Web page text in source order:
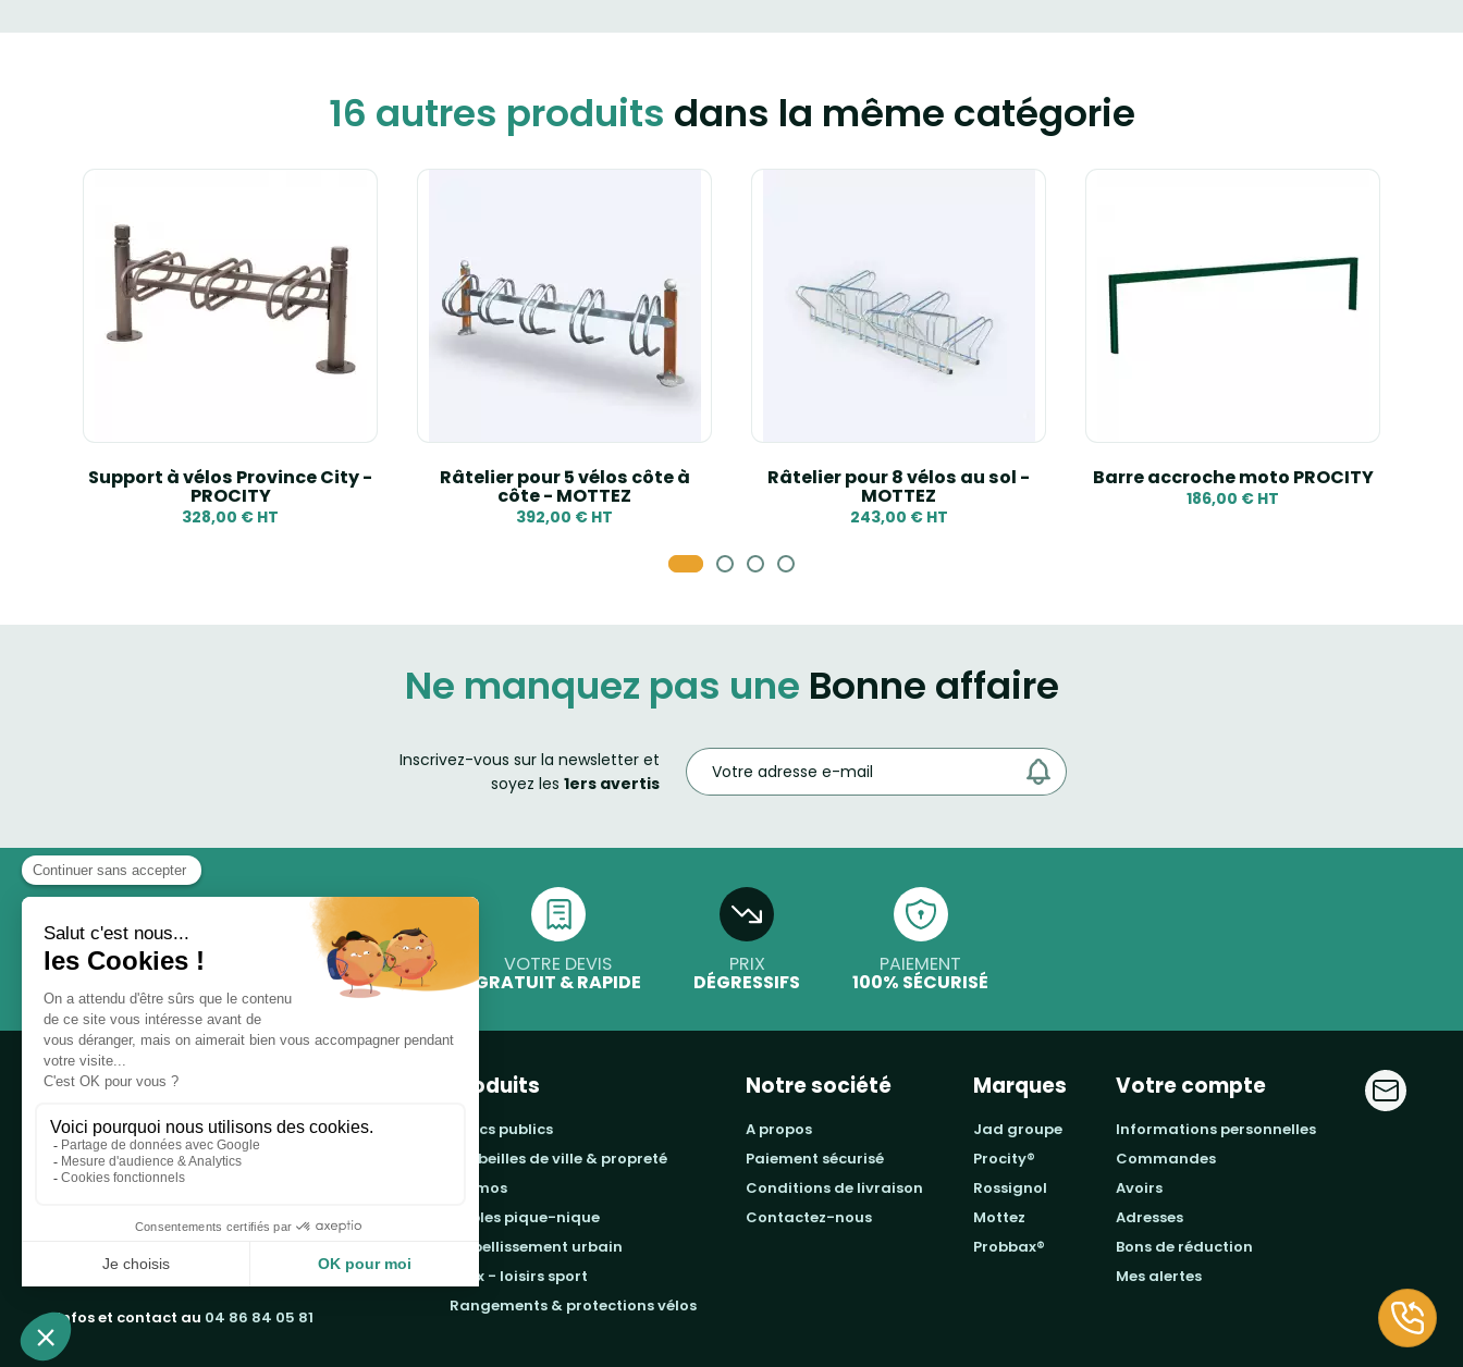
16 autres produits dans la même catégorie
Support à vélos Province City -
PROCITY
328,00 € HT
Râtelier pour 5 vélos côte à
côte - MOTTEZ
392,00 € HT
Râtelier pour 8 vélos au sol -
MOTTEZ
243,00 € HT
Barre accroche moto PROCITY
186,00 € HT
Ne manquez pas une Bonne affaire
Inscrivez-vous sur la newsletter et
soyez les 1ers avertis
VOTRE DEVIS
GRATUIT & RAPIDE
PRIX
DÉGRESSIFS
PAIEMENT
100% SÉCURISÉ
Notre boutique, spécialisée dans la vente de
principalement adressée aux collectvités, aux
associations.
Infos et contact au 04 86 84 05 81
Produits
bancs publics
corbeilles de ville & propreté
promos
tables pique-nique
embellissement urbain
jeux - loisirs sport
rangements & protections vélos
Notre société
a propos
paiement sécurisé
conditions de livraison
contactez-nous
Marques
jad groupe
procity®
rossignol
mottez
probbax®
Votre compte
informations personnelles
commandes
avoirs
adresses
bons de réduction
mes alertes